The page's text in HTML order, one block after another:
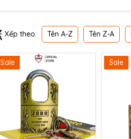
Xếp theo: Tên A-Z Tên Z-A
Sale Sale